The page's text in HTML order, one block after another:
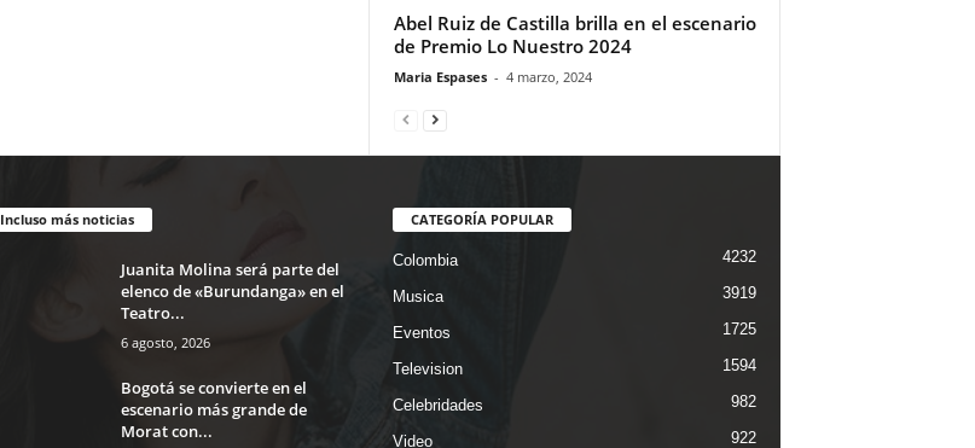
Abel Ruiz de Castilla brilla en el escenario
de Premio Lo Nuestro 2024
Maria Espases - 4 marzo, 2024
Incluso más noticias
Juanita Molina será parte del
elenco de «Burundanga» en el
Teatro...
6 agosto, 2026
Bogotá se convierte en el
escenario más grande de
Morat con...
CATEGORÍA POPULAR
Colombia 4232
Musica 3919
Eventos 1725
Television 1594
Celebridades 982
Video 922